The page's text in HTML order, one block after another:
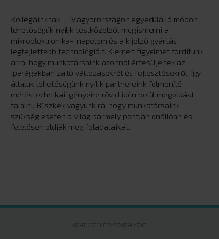
Kollégáinknak-− Magyarországon egyedülálló módon −
lehetőségük nyílik testközelből megismerni a
mikroelektronika-, napelem és a kijelző gyártás
legfejlettebb technológiáit. Kiemelt figyelmet fordítunk
arra, hogy munkatársaink azonnal értesüljenek az
iparágakban zajló változásokról és fejlesztésekről, így
általuk lehetőségünk nyílik partnereink felmerülő
méréstechnikai igényeire rövid időn belül megoldást
találni. Büszkék vagyunk rá, hogy munkatársaink
szükség esetén a világ bármely pontján önállóan és
felelősen oldják meg feladataikat.
ADATKEZELÉSI SZABÁLYZAT